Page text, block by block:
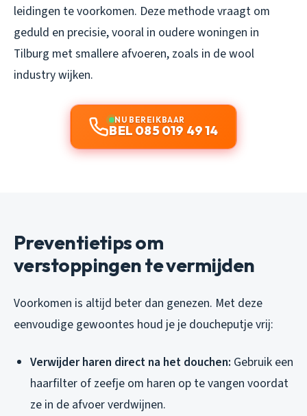
leidingen te voorkomen. Deze methode vraagt om
geduld en precisie, vooral in oudere woningen in
Tilburg met smallere afvoeren, zoals in de wool
industry wijken.
NU BEREIKBAAR
BEL 085 019 49 14
Preventietips om
verstoppingen te vermijden
Voorkomen is altijd beter dan genezen. Met deze
eenvoudige gewoontes houd je je doucheputje vrij:
Verwijder haren direct na het douchen: Gebruik een
haarfilter of zeefje om haren op te vangen voordat
ze in de afvoer verdwijnen.